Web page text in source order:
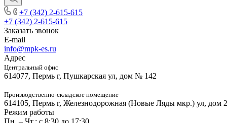
+7 (342) 2-615-615
+7 (342) 2-615-615
Заказать звонок
E-mail
info@mpk-es.ru
Адрес
Центральный офис
614077, Пермь г, Пушкарская ул, дом № 142
Производственно-складское помещение
614105, Пермь г, Железнодорожная (Новые Ляды мкр.) ул, дом
Режим работы
Пн. – Чт.: с 8:30 до 17:30